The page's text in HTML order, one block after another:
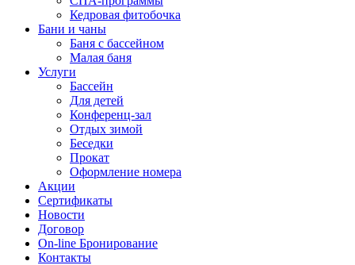
Кедровая фитобочка
Бани и чаны
Баня с бассейном
Малая баня
Услуги
Бассейн
Для детей
Конференц-зал
Отдых зимой
Беседки
Прокат
Оформление номера
Акции
Сертификаты
Новости
Договор
On-line Бронирование
Контакты